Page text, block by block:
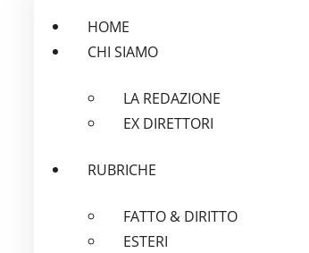
HOME
CHI SIAMO
LA REDAZIONE
EX DIRETTORI
RUBRICHE
FATTO & DIRITTO
ESTERI